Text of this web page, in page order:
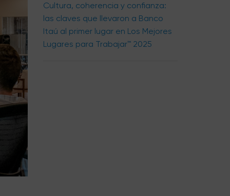
Cultura, coherencia y confianza:
las claves que llevaron a Banco
Itaú al primer lugar en Los Mejores
Lugares para Trabajar™ 2025